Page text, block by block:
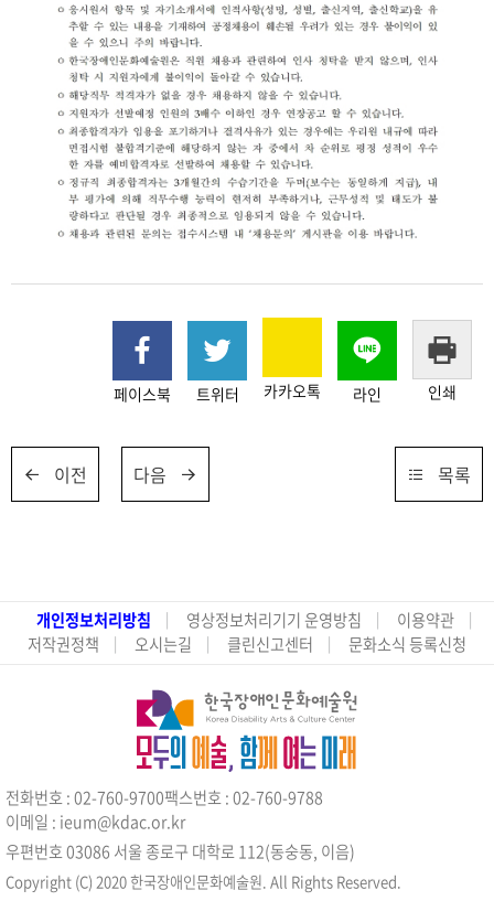
페이스북 트위터 카카오톡 라인 인쇄
이전 다음 목록
개인정보처리방침 영상정보처리기기 운영방침
이용약관
저작권정책
오시는길 클린신고센터 문화소식 등록신청
전화번호 : 02-760-9700팩스번호 : 02-760-9788
이메일 : ieum@kdac.or.kr
우편번호 03086 서울 종로구 대학로 112(동숭동, 이음)
Copyright (C) 2020 한국장애인문화예술원. All Rights Reserved.